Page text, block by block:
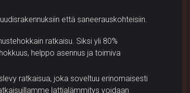
että saneerauskohteisiin.
ratkaisu. Siksi yli 80%
helppo asennus ja toimiva
ratkaisua, joka soveltuu erinomaisesti
lattialämmitys voidaan